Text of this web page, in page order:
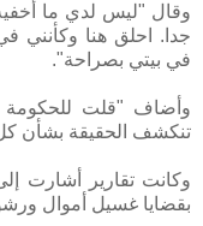
وقال "ليس لدي ما
جدا. احلق هنا وكأنني
في بيتي بصراحة".
وأضاف "قلت للحكومة
تنكشف الحقيقة بشأن
وكانت تقارير أشارت
بقضايا غسيل أموال